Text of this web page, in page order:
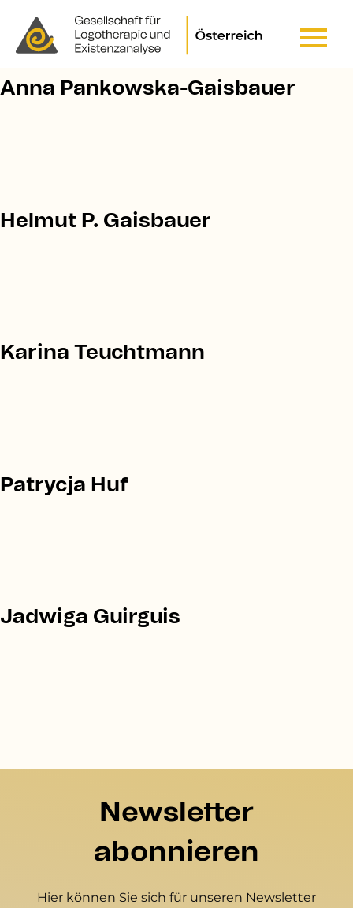
STARTSEITE
Anna Pankowska-Gaisbauer
Helmut P. Gaisbauer
Karina Teuchtmann
Patrycja Huf
Jadwiga Guirguis
Newsletter
abonnieren
Hier können Sie sich für unseren Newsletter